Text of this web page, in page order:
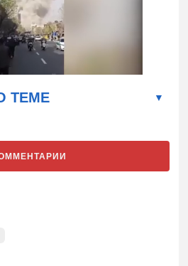
ТЕМЕ